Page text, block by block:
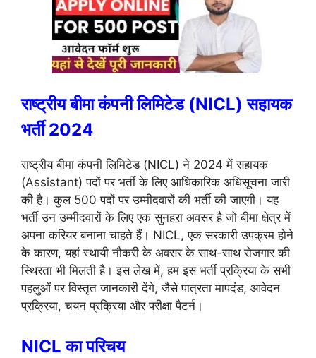
राष्ट्रीय बीमा कंपनी लिमिटेड (NICL) सहायक
भर्ती 2024
राष्ट्रीय बीमा कंपनी लिमिटेड (NICL) ने 2024 में सहायक
(Assistant) पदों पर भर्ती के लिए आधिकारिक अधिसूचना जारी
की है। कुल 500 पदों पर उम्मीदवारों की भर्ती की जाएगी। यह
भर्ती उन उम्मीदवारों के लिए एक सुनहरा अवसर है जो बीमा क्षेत्र में
अपना करियर बनाना चाहते हैं। NICL, एक सरकारी उपक्रम होने
के कारण, यहां स्थायी नौकरी के अवसर के साथ-साथ रोजगार की
स्थिरता भी मिलती है। इस लेख में, हम इस भर्ती प्रक्रिया के सभी
पहलुओं पर विस्तृत जानकारी देंगे, जैसे पात्रता मापदंड, आवेदन
प्रक्रिया, चयन प्रक्रिया और परीक्षा पैटर्न।
NICL का परिचय